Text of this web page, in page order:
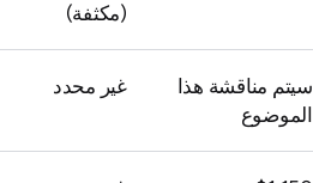
(مكثفة)
سيتم مناقشة هذا
الموضوع
غير محدد